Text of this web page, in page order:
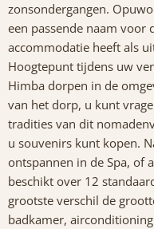
zonsondergangen.
een passende naam voor
accommodatie heeft als
Hoogtepunt tijdens uw
Himba dorpen in de
van het dorp, u kunt
tradities van dit
u souvenirs kunt kopen.
ontspannen in de Spa, of
beschikt over 12
grootste verschil de
badkamer,